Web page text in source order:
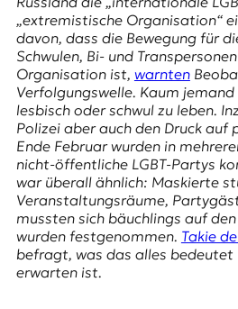
d
e
r
|
D
E
K
„extremistische Organisation“
davon, dass die Bewegung für
Schwulen, Bi- und
Organisation ist, warnten
Verfolgungswelle. Kaum
lesbisch oder schwul zu leben.
Polizei aber auch den Druck auf
Ende Februar wurden in
nicht-öffentliche LGBT-Partys
war überall ähnlich: Maskierte
Veranstaltungsräume,
mussten sich bäuchlings auf
wurden festgenommen. Takie
befragt, was das alles bedeutet
erwarten ist.